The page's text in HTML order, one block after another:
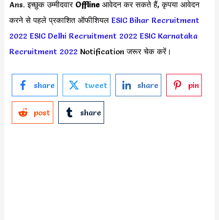
Ans. इच्छुक उम्मीदवार Offline आवेदन कर सकते हैं, कृपया आवेदन
करने से पहले प्रकाशित ऑफीशियल ESIC Bihar Recruitment
2022 ESIC Delhi Recruitment 2022 ESIC Karnataka
Recruitment 2022 Notification जरूर चेक करें।
share tweet share pin
post share